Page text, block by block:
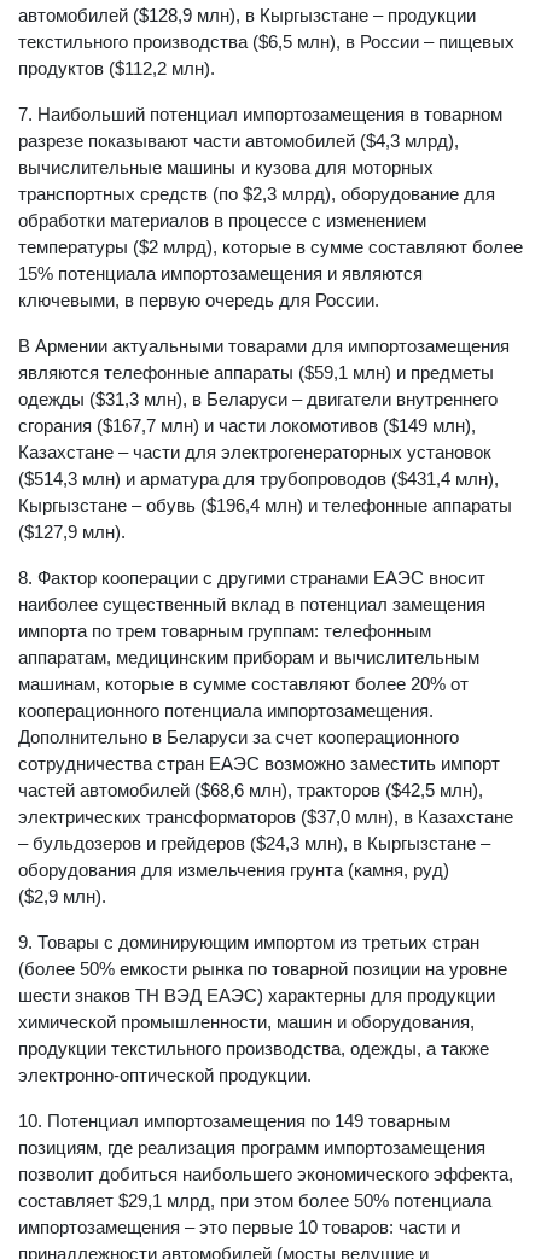
автомобилей ($128,9 млн), в Кыргызстане – продукции
текстильного производства ($6,5 млн), в России – пищевых
продуктов ($112,2 млн).
7. Наибольший потенциал импортозамещения в товарном
разрезе показывают части автомобилей ($4,3 млрд),
вычислительные машины и кузова для моторных
транспортных средств (по $2,3 млрд), оборудование для
обработки материалов в процессе с изменением
температуры ($2 млрд), которые в сумме составляют более
15% потенциала импортозамещения и являются
ключевыми, в первую очередь для России.
В Армении актуальными товарами для импортозамещения
являются телефонные аппараты ($59,1 млн) и предметы
одежды ($31,3 млн), в Беларуси – двигатели внутреннего
сгорания ($167,7 млн) и части локомотивов ($149 млн),
Казахстане – части для электрогенераторных установок
($514,3 млн) и арматура для трубопроводов ($431,4 млн),
Кыргызстане – обувь ($196,4 млн) и телефонные аппараты
($127,9 млн).
8. Фактор кооперации с другими странами ЕАЭС вносит
наиболее существенный вклад в потенциал замещения
импорта по трем товарным группам: телефонным
аппаратам, медицинским приборам и вычислительным
машинам, которые в сумме составляют более 20% от
кооперационного потенциала импортозамещения.
Дополнительно в Беларуси за счет кооперационного
сотрудничества стран ЕАЭС возможно заместить импорт
частей автомобилей ($68,6 млн), тракторов ($42,5 млн),
электрических трансформаторов ($37,0 млн), в Казахстане
– бульдозеров и грейдеров ($24,3 млн), в Кыргызстане –
оборудования для измельчения грунта (камня, руд)
($2,9 млн).
9. Товары с доминирующим импортом из третьих стран
(более 50% емкости рынка по товарной позиции на уровне
шести знаков ТН ВЭД ЕАЭС) характерны для продукции
химической промышленности, машин и оборудования,
продукции текстильного производства, одежды, а также
электронно-оптической продукции.
10. Потенциал импортозамещения по 149 товарным
позициям, где реализация программ импортозамещения
позволит добиться наибольшего экономического эффекта,
составляет $29,1 млрд, при этом более 50% потенциала
импортозамещения – это первые 10 товаров: части и
принадлежности автомобилей (мосты ведущие и